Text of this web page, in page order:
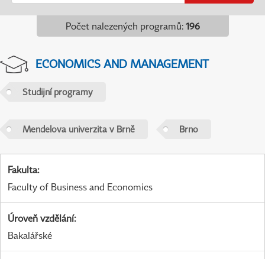
Počet nalezených programů: 196
ECONOMICS AND MANAGEMENT
Studijní programy
Mendelova univerzita v Brně Brno
Fakulta:
Faculty of Business and Economics
Úroveň vzdělání:
Bakalářské